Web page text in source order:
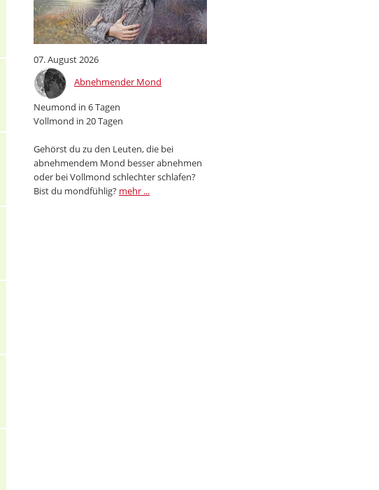
07. August 2026
Abnehmender Mond
Neumond in 6 Tagen
Vollmond in 20 Tagen
Gehörst du zu den Leuten, die bei
abnehmendem Mond besser abnehmen
oder bei Vollmond schlechter schlafen?
Bist du mondfühlig? mehr ...